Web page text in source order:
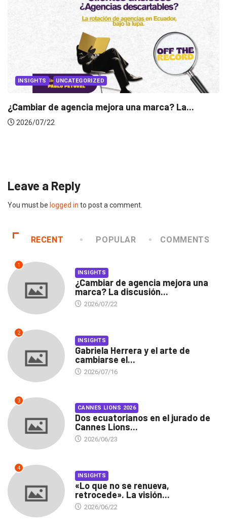
una marca? La... INSIGHTS
Leave a Reply
You must be logged in to post a comment.
RECENT POPULAR COMMENTS
1
INSIGHTS
¿Cambiar de agencia mejora una
marca? La discusión...
2026/07/22
2
INSIGHTS
Gabriela Herrera y el arte de
cambiarse el...
2026/07/16
3
CANNES LIONS 2026
Dos ecuatorianos en el jurado de
Cannes Lions...
2026/06/23
4
INSIGHTS
«Lo que no se renueva,
retrocede». La visión...
2026/06/22